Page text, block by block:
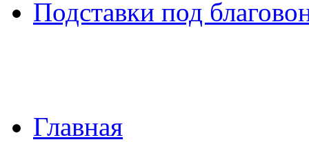
Подставки под
Главная